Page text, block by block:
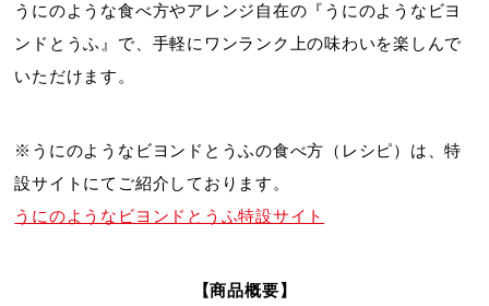
うにのような食べ方やアレンジ自在の『うにのようなビヨ
ンドとうふ』で、手軽にワンランク上の味わいを楽しんで
いただけます。
※うにのようなビヨンドとうふの食べ方（レシピ）は、特
設サイトにてご紹介しております。
うにのようなビヨンドとうふ特設サイト
【商品概要】